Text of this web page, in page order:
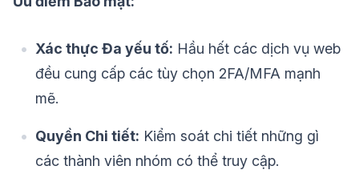
Xác thực Đa yếu tố: Hầu hết các dịch vụ web
đều cung cấp các tùy chọn 2FA/MFA mạnh
mẽ.
Quyền Chi tiết: Kiểm soát chi tiết những gì
các thành viên nhóm có thể truy cập.